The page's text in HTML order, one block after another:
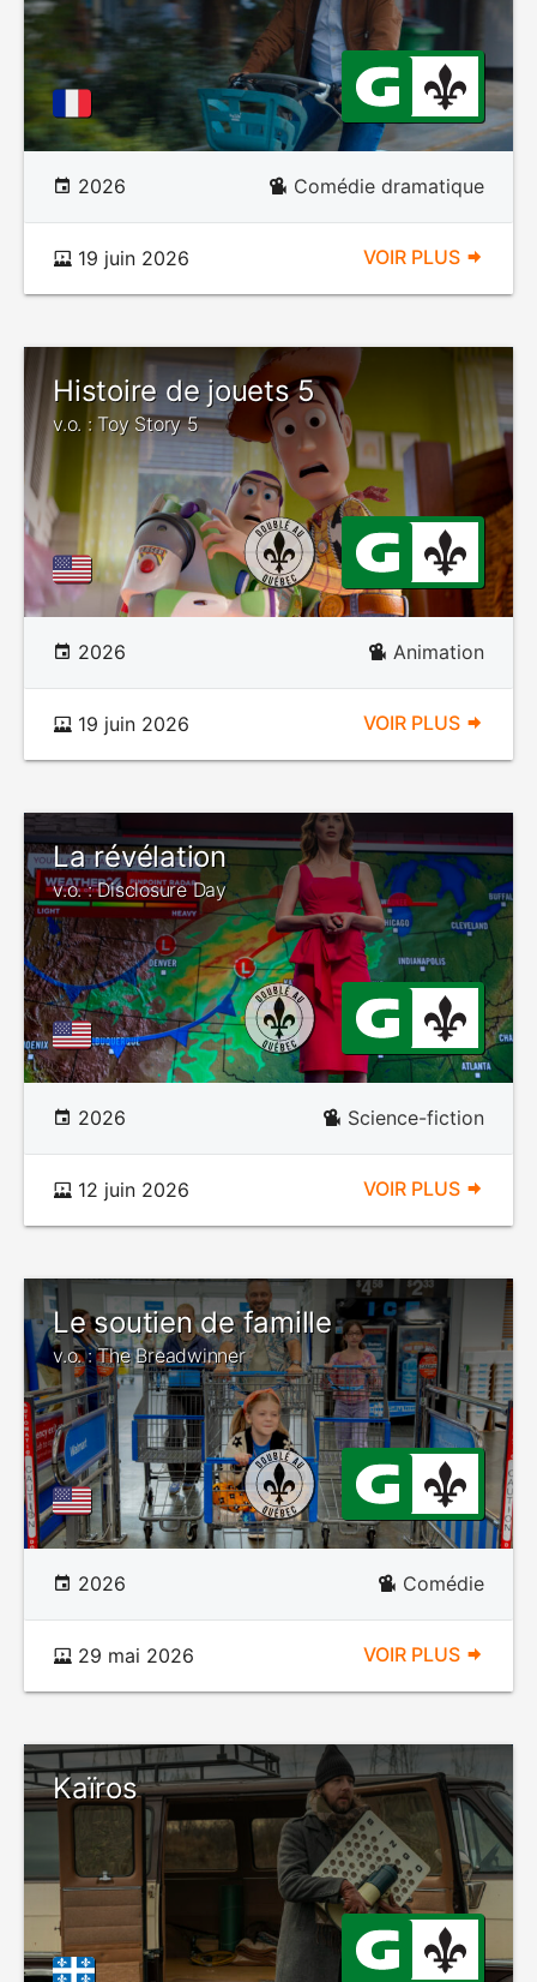
2026 Comédie dramatique
19 juin 2026 VOIR PLUS
Histoire de jouets 5
v.o. : Toy Story 5
2026 Animation
19 juin 2026 VOIR PLUS
La révélation
v.o. : Disclosure Day
2026 Science-fiction
12 juin 2026 VOIR PLUS
Le soutien de famille
v.o. : The Breadwinner
2026 Comédie
29 mai 2026 VOIR PLUS
Kaïros